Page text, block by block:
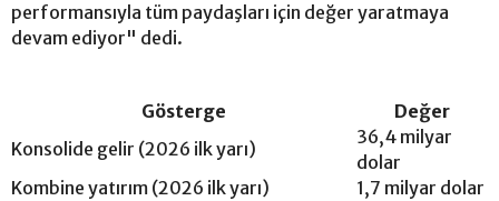
performansıyla tüm paydaşları için değer yaratmaya
devam ediyor" dedi.
Gösterge
Değer
Konsolide gelir (2026 ilk yarı)
36,4 milyar
dolar
Kombine yatırım (2026 ilk yarı)
1,7 milyar dolar